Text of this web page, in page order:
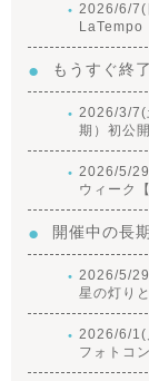
2026/6/7(
LaTempo
もうすぐ終
2026/3/7(
期）初公
2026/5/
ウィーク
開催中の長
2026/5/
星の灯り
2026/6/1(
フォトコ